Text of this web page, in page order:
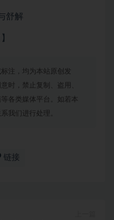
舒解
注，均为本站原创发
时，禁止复制、盗用、
各类媒体平台。如若本
我们进行处理。
链接